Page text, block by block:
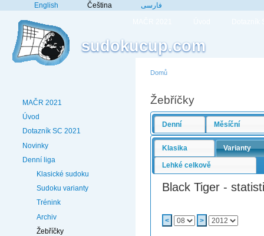
English Čeština فارسی
sudokucup.com
MAČR 2021
Úvod
Dotazník SC 2021
Novinky
Denní liga
Klasické sudoku
Sudoku varianty
Trénink
Archiv
Žebříčky
Domů
Žebříčky
Denní Měsíční
Klasika Varianty
Lehké celkově
Black Tiger -
< >